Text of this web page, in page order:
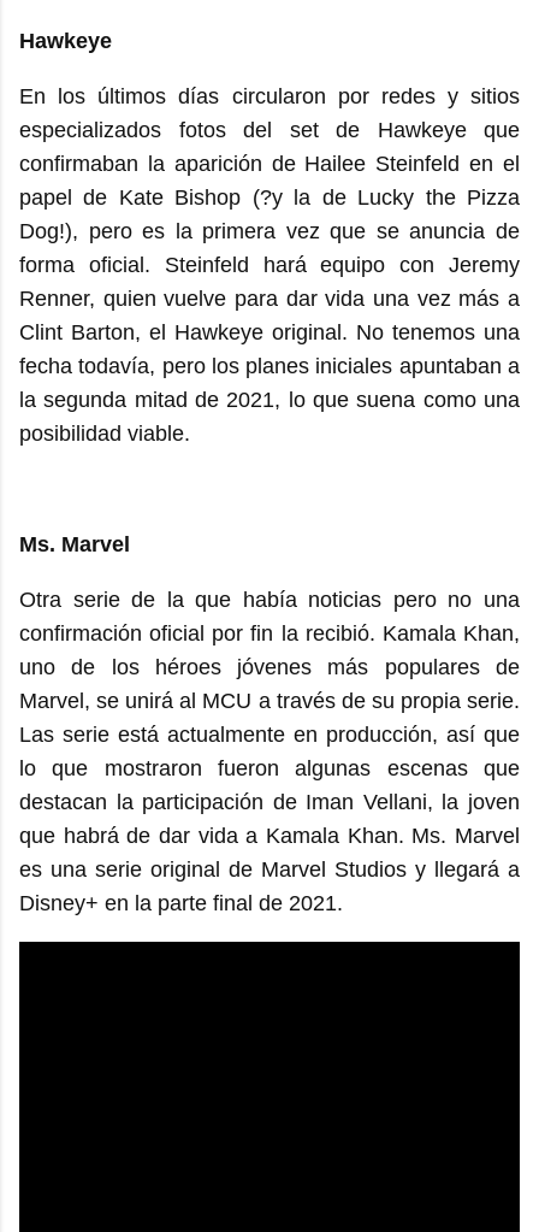
Hawkeye
En los últimos días circularon por redes y sitios
especializados fotos del set de Hawkeye que
confirmaban la aparición de Hailee Steinfeld en el
papel de Kate Bishop (?y la de Lucky the Pizza
Dog!), pero es la primera vez que se anuncia de
forma oficial. Steinfeld hará equipo con Jeremy
Renner, quien vuelve para dar vida una vez más a
Clint Barton, el Hawkeye original. No tenemos una
fecha todavía, pero los planes iniciales apuntaban a
la segunda mitad de 2021, lo que suena como una
posibilidad viable.
Ms. Marvel
Otra serie de la que había noticias pero no una
confirmación oficial por fin la recibió. Kamala Khan,
uno de los héroes jóvenes más populares de
Marvel, se unirá al MCU a través de su propia serie.
Las serie está actualmente en producción, así que
lo que mostraron fueron algunas escenas que
destacan la participación de Iman Vellani, la joven
que habrá de dar vida a Kamala Khan. Ms. Marvel
es una serie original de Marvel Studios y llegará a
Disney+ en la parte final de 2021.